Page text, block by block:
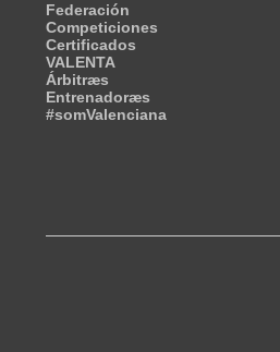
Federación
Competiciones
Certificados
VALENTA
Árbitræs
Entrenadoræs
#somValenciana